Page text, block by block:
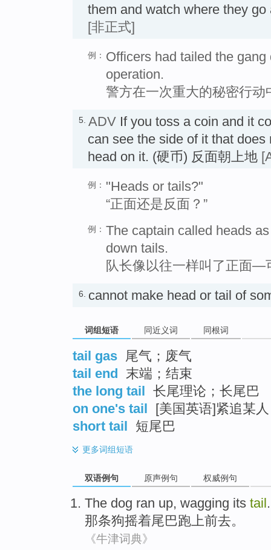
them and watch where they
[非正式]
例： Officers had tailed the
operation.
警方在一次重大的秘密行
5. ADV If you toss a coin and it
can see the side of it that
head on it. (硬币) 反面朝上地
例： "Heads or tails?"
“正面还是反面？”
例： The captain called heads
down tails.
队长像以往一样叫了正面—
6. cannot make head or tail of
词组短语 同近义词 同根词
tail gas 尾气；废气
tail end 末端；结束
the long tail 长尾理论；长尾巴
on one's tail [美国英语]紧追某
short tail 短尾巴
更多词组短语
双语例句 原声例句 权威例句
The dog ran up, wagging its tail .
那条狗摇着尾巴跑上前去。
《牛津词典》